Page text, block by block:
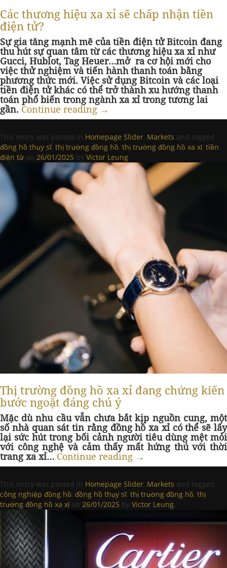
Các thương hiệu xa xỉ sẽ chấp nhận tiền
điện tử?
Sự gia tăng mạnh mẽ của tiền điện tử Bitcoin đang
thu hút sự quan tâm từ các thương hiệu xa xỉ như
Gucci, Hublot, Tag Heuer…mở ra cơ hội mới cho
việc thử nghiệm và tiến hành thanh toán bằng
phương thức mới. Việc sử dụng Bitcoin và các loại
tiền điện tử khác có thể trở thành xu hướng thanh
toán phổ biến trong ngành xa xỉ trong tương lai
gần. Continue reading →
This entry was posted in Homepage Slider, Markets and tagged
đồng hồ thụy sĩ, thị trường đồng hồ, thị trường đồng hồ xa xỉ, tiền
điện tử on 26/01/2025 by Victor Leung.
Thị trường đồng hồ xa xỉ đang chứng kiến
bước ngoặt đáng chú ý
Mặc dù nhu cầu vẫn chưa bắt kịp nguồn cung, một
số nhà quan sát tin rằng đồng hồ xa xỉ có thể sẽ lấy
lại sức hút trong bối cảnh người tiêu dùng mệt mỏi
với công nghệ và cảm thấy mất hứng thú với thời
trang xa xỉ… Continue reading →
This entry was posted in Homepage Slider, Markets and tagged
công nghiệp đồng hồ, đồng hồ thụy sĩ, thị trường đồng hồ, thị
trường đồng hồ xa xỉ on 26/01/2025 by Victor Leung.